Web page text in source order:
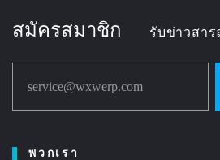
สมัครสมาชิก รับข่าวสา
service@wxwerp.com
พวกเรา